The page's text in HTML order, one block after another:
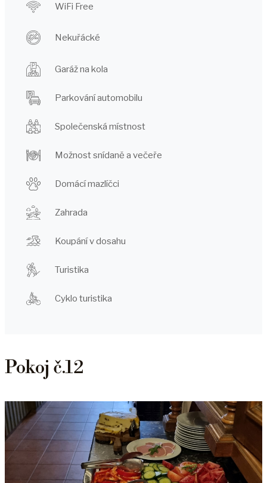
WiFi Free
Nekuřácké
Garáž na kola
Parkování automobilu
Společenská místnost
Možnost snídaně a večeře
Domácí mazlíčci
Zahrada
Koupání v dosahu
Turistika
Cyklo turistika
Pokoj č.12